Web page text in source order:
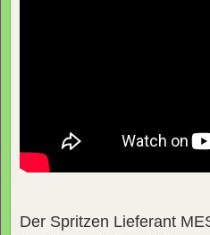
Der Spritzen Lieferant